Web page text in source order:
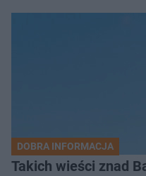
DOBRA INFORMACJA
Takich wieści znad